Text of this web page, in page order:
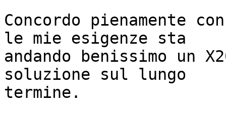
Concordo pienamente
le mie esigenze sta
andando benissimo un
soluzione sul lungo
termine.